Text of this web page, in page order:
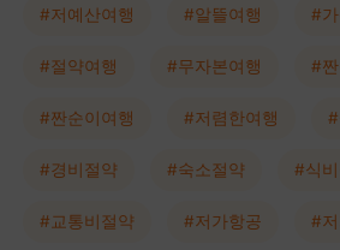
#저예산여행 #알뜰여행 #
#절약여행 #무자본여행 #
#짠순이여행 #저렴한여행
#경비절약 #숙소절약 #식
#교통비절약 #저가항공 #